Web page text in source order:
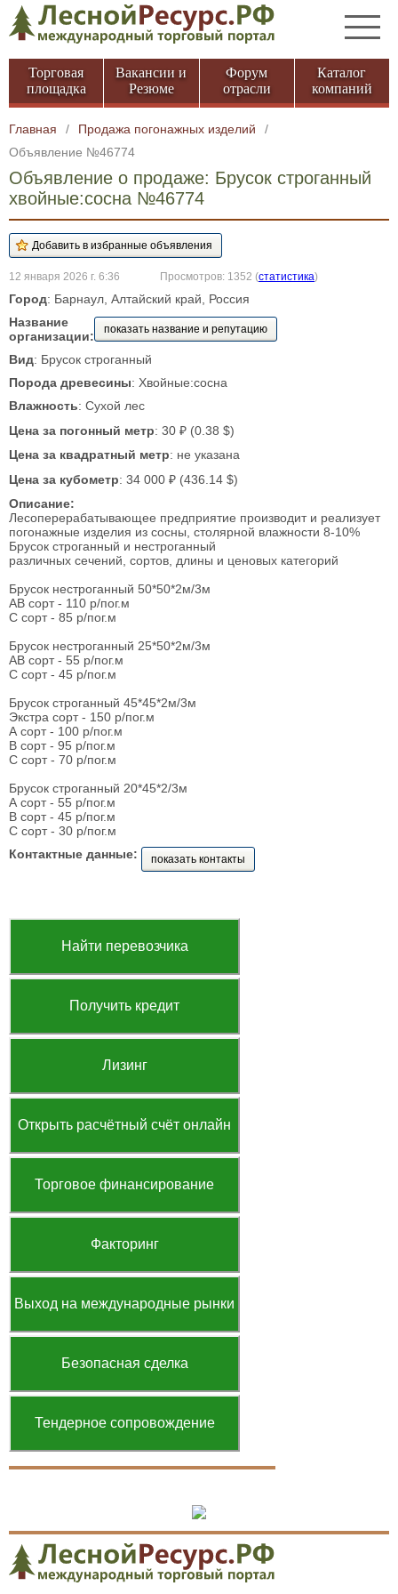
Торговая
площадка
Вакансии и
Резюме
Форум
отрасли
Каталог
компаний
Главная / Продажа погонажных изделий
/
Объявление №46774
Объявление о продаже: Брусок строганный
хвойные:сосна №46774
12 января 2026 г. 6:36 Просмотров: 1352 (статистика)
Город: Барнаул, Алтайский край, Россия
Название
организации:
показать название и репутацию
Вид: Брусок строганный
Порода древесины: Хвойные:сосна
Влажность: Сухой лес
Цена за погонный метр: 30 ₽ (0.38 $)
Цена за квадратный метр: не указана
Цена за кубометр: 34 000 ₽ (436.14 $)
Описание:
Лесоперерабатывающее предприятие производит и реализует
погонажные изделия из сосны, столярной влажности 8-10%
Брусок строганный и нестроганный
различных сечений, сортов, длины и ценовых категорий
Брусок нестроганный 50*50*2м/3м
АВ сорт - 110 р/пог.м
С сорт - 85 р/пог.м
Брусок нестроганный 25*50*2м/3м
АВ сорт - 55 р/пог.м
С сорт - 45 р/пог.м
Брусок строганный 45*45*2м/3м
Экстра сорт - 150 р/пог.м
А сорт - 100 р/пог.м
В сорт - 95 р/пог.м
С сорт - 70 р/пог.м
Брусок строганный 20*45*2/3м
А сорт - 55 р/пог.м
В сорт - 45 р/пог.м
С сорт - 30 р/пог.м
Контактные данные:
показать контакты
Найти перевозчика
Получить кредит
Лизинг
Открыть расчётный счёт онлайн
Торговое финансирование
Факторинг
Выход на международные рынки
Безопасная сделка
Тендерное сопровождение